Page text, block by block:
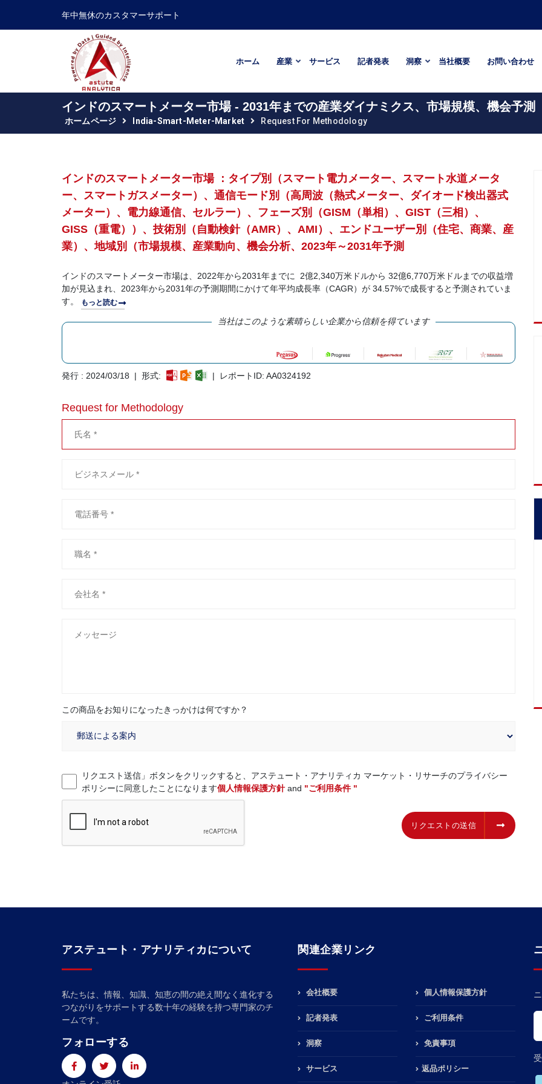
年中無休のカスタマーサポート
ホーム 産業 サービス 記者発表 洞察 当社概要 お問い合わせ
インドのスマートメーター市場 - 2031年までの産業ダイナミクス、市場規模、機会予測
ホームページ India-Smart-Meter-Market Request For Methodology
インドのスマートメーター市場 ：タイプ別（スマート電力メーター、スマート水道メータ
ー、スマートガスメーター）、通信モード別（高周波（熱式メーター、ダイオード検出器式
メーター）、電力線通信、セルラー）、フェーズ別（GISM（単相）、GIST（三相）、
GISS（重電））、技術別（自動検針（AMR）、AMI）、エンドユーザー別（住宅、商業、産
業）、地域別（市場規模、産業動向、機会分析、2023年～2031年予測
インドのスマートメーター市場は、2022年から2031年までに 2億2,340万米ドルから 32億6,770万米ドルまでの収益増
加が見込まれ、2023年から2031年の予測期間にかけて年平均成長率（CAGR）が 34.57%で成長すると予測されていま
す。
もっと読む
当社はこのような素晴らしい企業から信頼を得ています
発行 : 2024/03/18 | 形式: | レポートID: AA0324192
Request for Methodology
この商品をお知りになったきっかけは何ですか？
リクエスト送信」ボタンをクリックすると、アステュート・アナリティカ マーケット・リサーチのプライバシー
ポリシーに同意したことになります個人情報保護方針and "ご利用条件 "
リクエストの送信
アステュート・アナリティカについて
私たちは、情報、知識、知恵の間の絶え間なく進化する
つながりをサポートする数十年の経験を持つ専門家のチ
ームです。
フォローする
関連企業リンク
会社概要
記者発表
洞察
サービス
個人情報保護方針
ご利用条件
免責事項
返品ポリシー